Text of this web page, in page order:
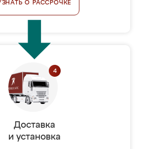
О РАССРОЧКЕ
Доставка
и установка